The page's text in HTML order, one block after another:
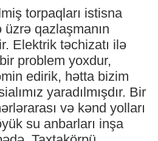
torpaqları istisna
qazlaşmanın
Elektrik təchizatı ilə
problem yoxdur,
edirik, hətta bizim
yaradılmışdır. Bir
və kənd yolları
su anbarları inşa